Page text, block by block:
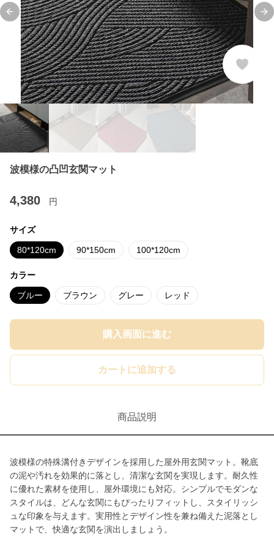
Previous slide
波模様の凸凹玄関マット
4,380 円
サイズ
80*120cm 90*150cm 100*120cm
カラー
ブルー ブラウン グレー レッド
購入画面に進む
カートに追加する
商品説明
波模様の特殊溝付きデザインを採用した屋外用玄関マット。靴底
の泥や汚れを効果的に落とし、清潔な玄関を実現します。耐久性
に優れた素材を使用し、屋外環境にも対応。シンプルでモダンな
スタイルは、どんな玄関にもぴったりフィットし、スタイリッシ
ュな印象を与えます。実用性とデザイン性を兼ね備えた泥落とし
マットで、快適な玄関を演出しましょう。